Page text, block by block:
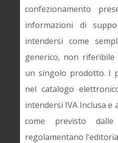
confezionamento
informazioni di
intendersi come
generico, non
un singolo prodotto. I
nel catalogo
intendersi IVA Inclusa e
come previsto
regolamentano